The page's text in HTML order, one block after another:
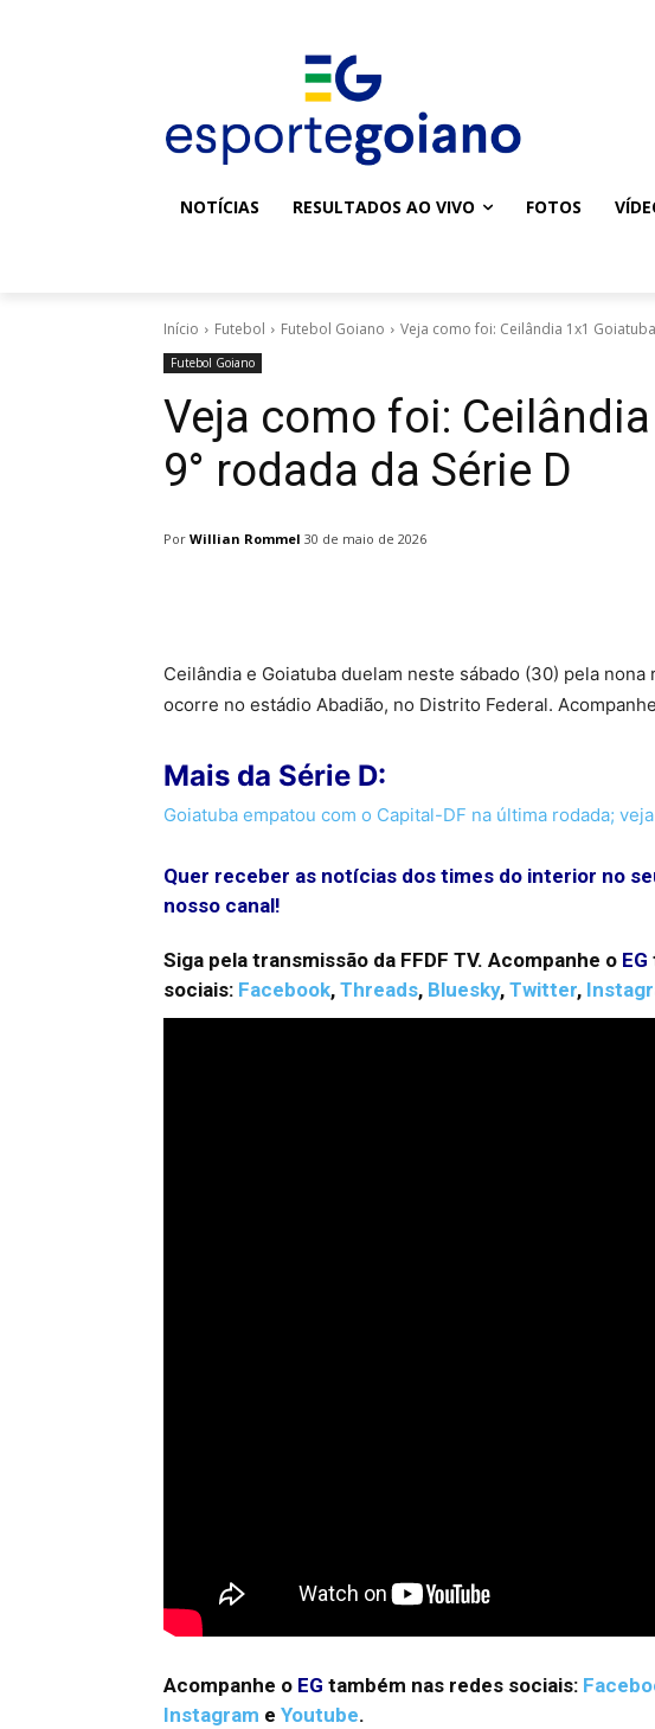
NOTÍCIAS RESULTADOS AO VIVO FOTOS
Início Futebol Futebol Goiano Veja como foi: Ceilândia 1x1
Futebol Goiano
Veja como foi:
9° rodada da Série D
Por Willian Rommel 30 de maio de 2026
Ceilândia e Goiatuba duelam neste sábado (30) pela
ocorre no estádio Abadião, no Distrito Federal.
Mais da Série D:
Goiatuba empatou com o Capital-DF na última rodada;
Quer receber as notícias dos times do interior no
nosso canal!
Siga pela transmissão da FFDF TV. Acompanhe o EG
sociais: Facebook, Threads, Bluesky, Twitter,
Acompanhe o EG também nas redes sociais:
Instagram e Youtube.